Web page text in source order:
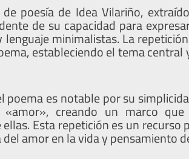
poesía de Idea Vilariño,
de su capacidad para
minimalistas. La
estableciendo el tema
poema es notable por su
creando un marco
Esta repetición es un
amor en la vida y pensamiento